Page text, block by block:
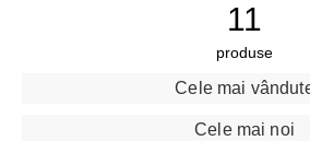
11
produse
Cele mai
Cele mai noi